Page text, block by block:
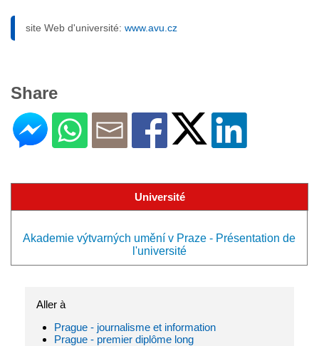
site Web d'université: www.avu.cz
Share
Université
Akademie výtvarných umění v Praze - Présentation de
l'université
Aller à
Prague - journalisme et information
Prague - premier diplôme long